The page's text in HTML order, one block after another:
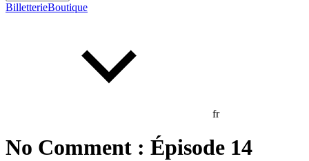
BilletterieBoutique
fr
No Comment : Épisode 14